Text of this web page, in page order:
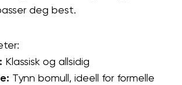
deg best.
Klassisk og allsidig
Tynn bomull, ideell for formelle